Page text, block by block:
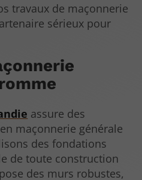
travaux de maçonnerie
sérieux pour
assure des
maçonnerie générale
des fondations
de toute construction
des murs robustes,